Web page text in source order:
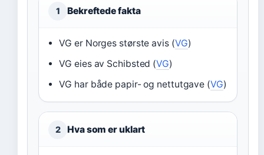
1 Bekreftede fakta
VG er Norges største avis (VG)
VG eies av Schibsted (VG)
VG har både papir- og nettutgave (VG)
2 Hva som er uklart